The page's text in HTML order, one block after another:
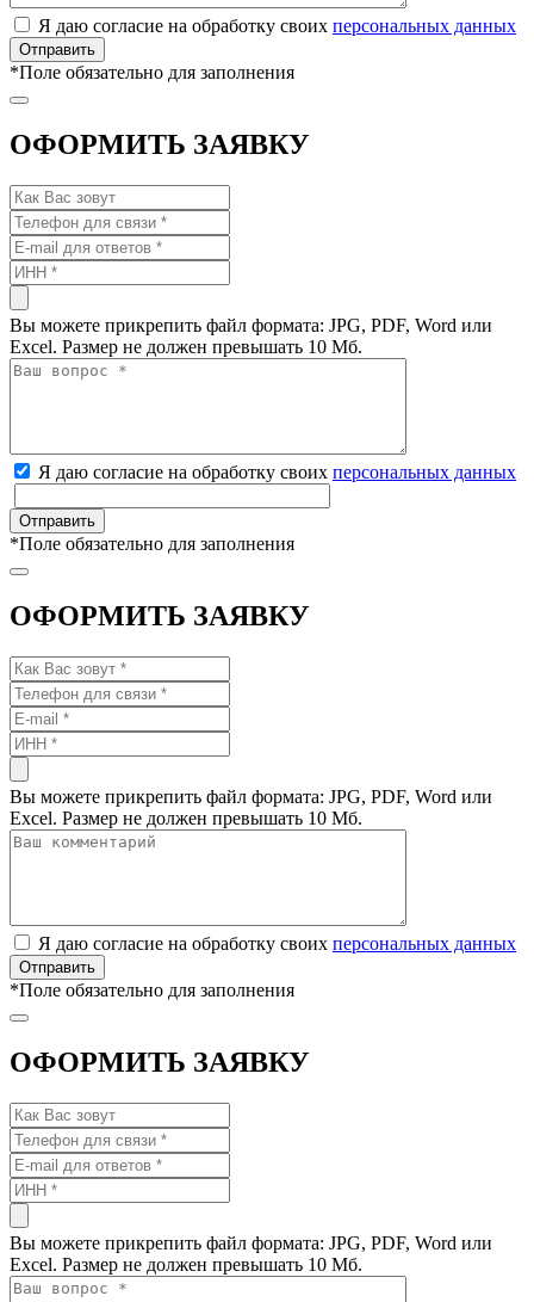
Я даю согласие на обработку своих персональных данных
*Поле обязательно для заполнения
ОФОРМИТЬ ЗАЯВКУ
Вы можете прикрепить файл формата: JPG, PDF, Word или
Excel. Размер не должен превышать 10 Мб.
Я даю согласие на обработку своих персональных данных
*Поле обязательно для заполнения
ОФОРМИТЬ ЗАЯВКУ
Вы можете прикрепить файл формата: JPG, PDF, Word или
Excel. Размер не должен превышать 10 Мб.
Я даю согласие на обработку своих персональных данных
*Поле обязательно для заполнения
ОФОРМИТЬ ЗАЯВКУ
Вы можете прикрепить файл формата: JPG, PDF, Word или
Excel. Размер не должен превышать 10 Мб.